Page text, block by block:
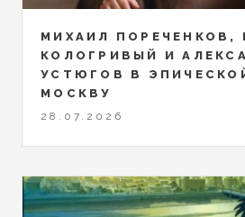
МИХАИЛ ПОРЕЧЕНКОВ,
КОЛОГРИВЫЙ И
УСТЮГОВ В
МОСКВУ
28.07.2026